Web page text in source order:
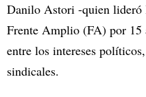
Danilo Astori -quien lideró
Frente Amplio (FA) por
entre los intereses
sindicales.